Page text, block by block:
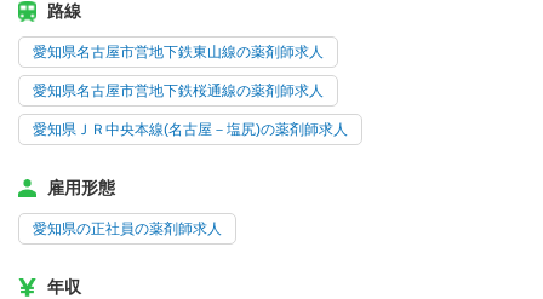
路線
愛知県名古屋市営地下鉄東山線の薬剤師求人
愛知県名古屋市営地下鉄桜通線の薬剤師求人
愛知県ＪＲ中央本線(名古屋－塩尻)の薬剤師求人
雇用形態
愛知県の正社員の薬剤師求人
年収